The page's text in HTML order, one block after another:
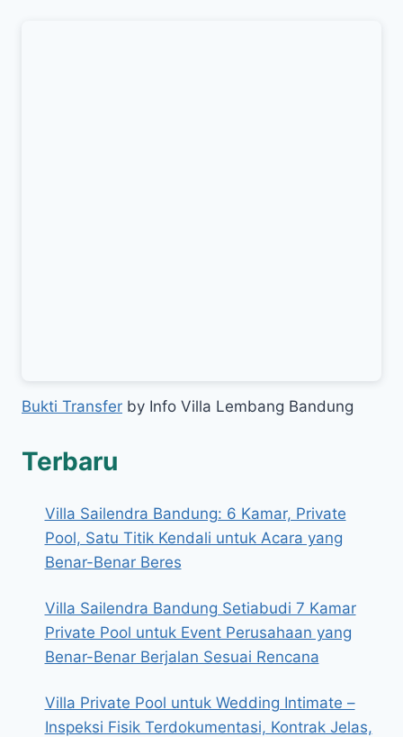
Bukti Transfer by Info Villa Lembang Bandung
Terbaru
Villa Sailendra Bandung: 6 Kamar, Private
Pool, Satu Titik Kendali untuk Acara yang
Benar-Benar Beres
Villa Sailendra Bandung Setiabudi 7 Kamar
Private Pool untuk Event Perusahaan yang
Benar-Benar Berjalan Sesuai Rencana
Villa Private Pool untuk Wedding Intimate –
Inspeksi Fisik Terdokumentasi, Kontrak Jelas,